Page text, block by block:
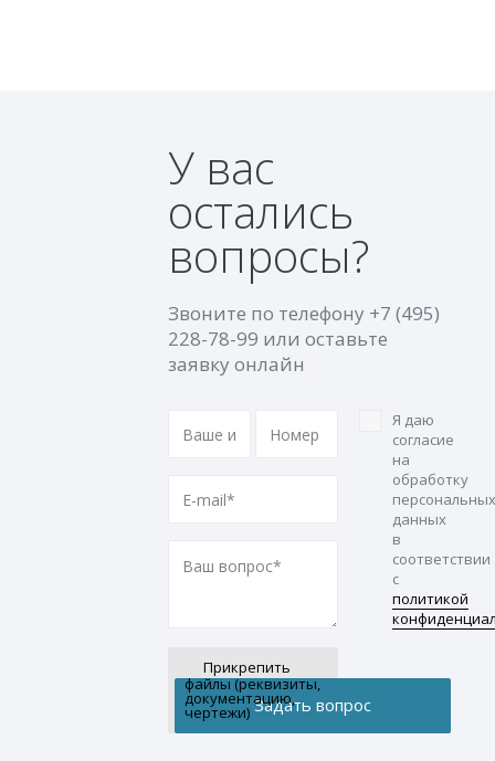
У вас
остались
вопросы?
Звоните по телефону +7 (495)
228-78-99 или оставьте
заявку онлайн
Прикрепить
файлы (реквизиты,
документацию,
чертежи)
Я даю
согласие
на
обработку
персональных
данных
в
соответствии
с
политикой